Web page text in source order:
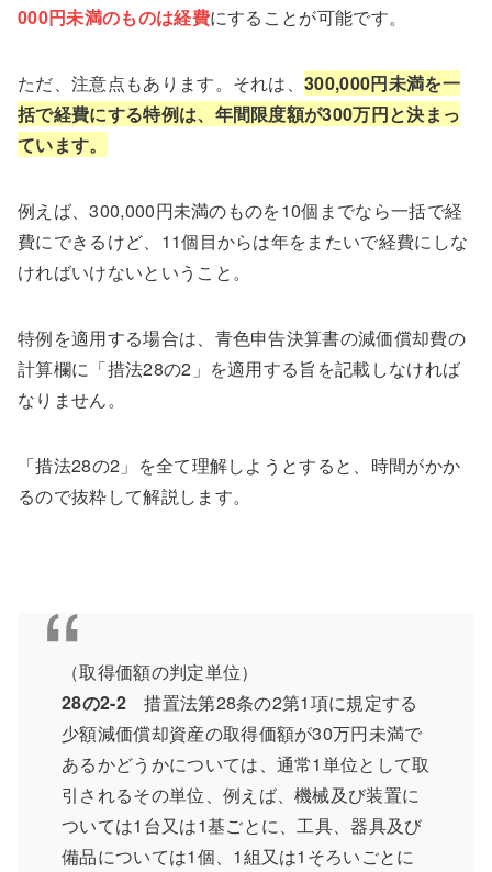
000円未満のものは経費にすることが可能です。
ただ、注意点もあります。それは、300,000円未満を一
括で経費にする特例は、年間限度額が300万円と決まっ
ています。
例えば、300,000円未満のものを10個までなら一括で経
費にできるけど、11個目からは年をまたいで経費にしな
ければいけないということ。
特例を適用する場合は、青色申告決算書の減価償却費の
計算欄に「措法28の2」を適用する旨を記載しなければ
なりません。
「措法28の2」を全て理解しようとすると、時間がかか
るので抜粋して解説します。
（取得価額の判定単位）
28の2-2措置法第28条の2第1項に規定する
少額減価償却資産の取得価額が30万円未満で
あるかどうかについては、通常1単位として取
引されるその単位、例えば、機械及び装置に
ついては1台又は1基ごとに、工具、器具及び
備品については1個、1組又は1そろいごとに